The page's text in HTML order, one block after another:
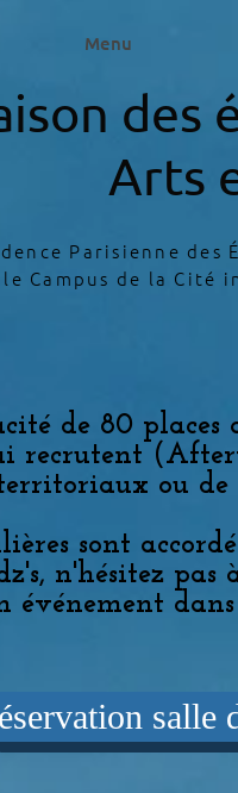
Menu
des
Arts
Parisienne
Campus de la Cité
de 80
recrutent
territoriaux ou de
sont
n'hésitez
événement dans
salle